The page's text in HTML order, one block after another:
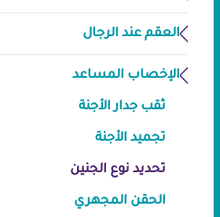
العقم عند الرجال
الإخصاب المساعد
ثقب جدار الأجنة
تجميد الأجنة
تحديد نوع الجنين
الحقن المجهري